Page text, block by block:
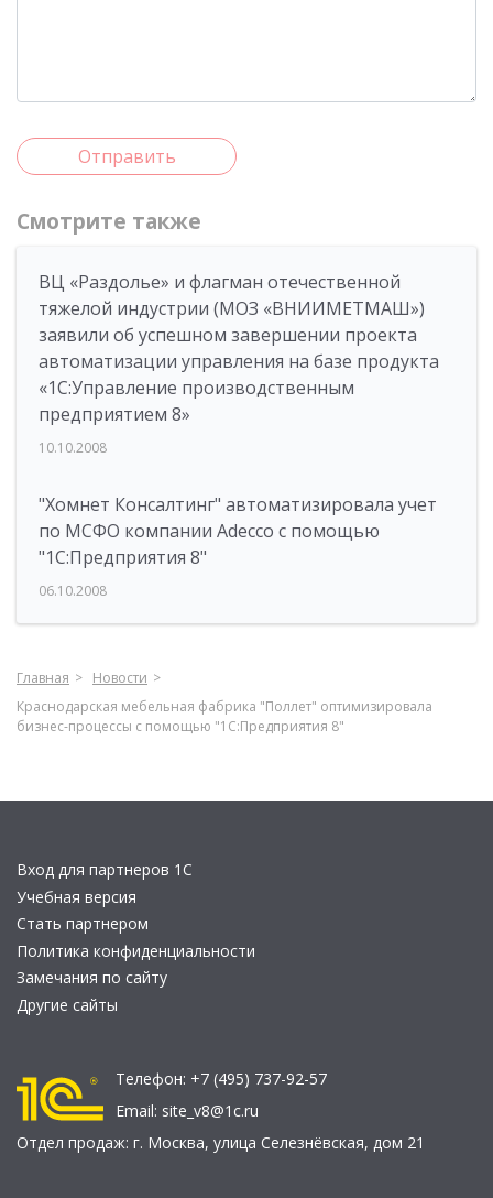
Отправить
Смотрите также
ВЦ «Раздолье» и флагман отечественной
тяжелой индустрии (МОЗ «ВНИИМЕТМАШ»)
заявили об успешном завершении проекта
автоматизации управления на базе продукта
«1С:Управление производственным
предприятием 8»
10.10.2008
"Хомнет Консалтинг" автоматизировала учет
по МСФО компании Adecco с помощью
"1С:Предприятия 8"
06.10.2008
Главная
Новости
Краснодарская мебельная фабрика "Поллет" оптимизировала
бизнес-процессы с помощью "1С:Предприятия 8"
Вход для партнеров 1С
Учебная версия
Стать партнером
Политика конфиденциальности
Замечания по сайту
Другие сайты
Телефон: +7 (495) 737-92-57
Email: site_v8@1c.ru
Отдел продаж: г. Москва, улица Селезнёвская, дом 21